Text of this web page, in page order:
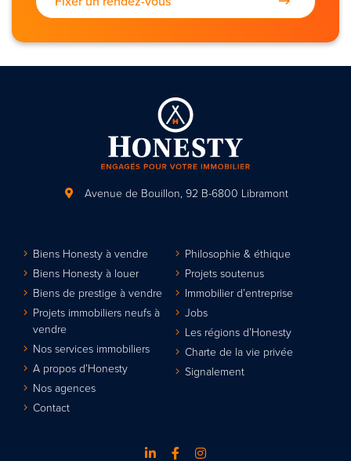
Avenue de Bouillon, 92 B-6800 Libramont
Biens Honesty à vendre
Biens Honesty à louer
Biens de prestige à vendre
Projets immobiliers neufs à
vendre
Nos services immobiliers
A propos d’Honesty
Nos agences
Contact
Philosophie & éthique
Projets soutenus
Immobilier d’entreprise
Jobs
Les régions d’Honesty
Charte de la vie privée
Signalement